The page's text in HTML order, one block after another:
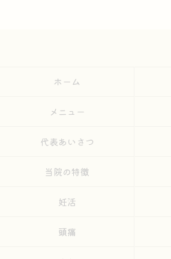
ホーム
メニュー
代表あいさつ
当院の特徴
妊活
頭痛